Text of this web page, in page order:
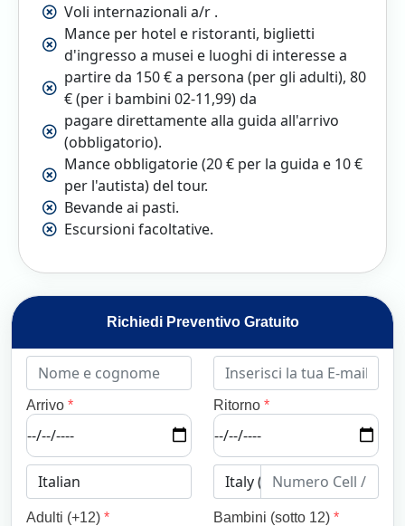
Voli internazionali a/r .
Mance per hotel e ristoranti, biglietti
d'ingresso a musei e luoghi di interesse a
partire da 150 € a persona (per gli adulti), 80
€ (per i bambini 02-11,99) da
pagare direttamente alla guida all'arrivo
(obbligatorio).
Mance obbligatorie (20 € per la guida e 10 €
per l'autista) del tour.
Bevande ai pasti.
Escursioni facoltative.
Richiedi Preventivo Gratuito
Arrivo * Ritorno *
Adulti (+12) * Bambini (sotto 12) *